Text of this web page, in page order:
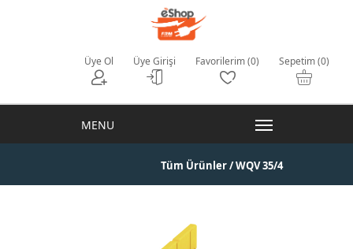
Üye Ol Üye Girişi Favorilerim (0) Sepetim (0)
Tüm Ürünler/ WQV 35/4